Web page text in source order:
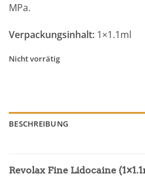
MPa.
Verpackungsinhalt: 1×1.1ml
Nicht vorrätig
BESCHREIBUNG
Revolax Fine Lidocaine